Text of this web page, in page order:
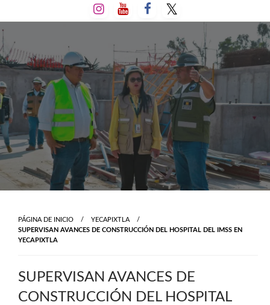
al
PÁGINA DE INICIO
YECAPIXTLA
SUPERVISAN AVANCES DE CONSTRUCCIÓN DEL HOSPITAL DEL IMSS EN
YECAPIXTLA
SUPERVISAN AVANCES DE
CONSTRUCCIÓN DEL HOSPITAL